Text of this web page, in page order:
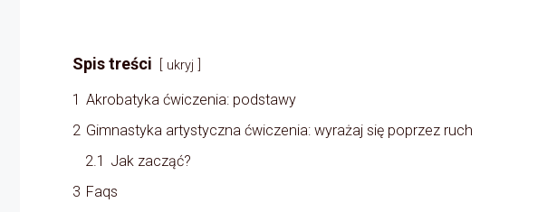
Spis treści ukryj
1 Akrobatyka ćwiczenia: podstawy
2 Gimnastyka artystyczna ćwiczenia: wyrażaj się poprzez ruch
2.1 Jak zacząć?
3 Faqs